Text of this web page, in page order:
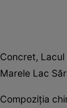
Concret,
Marele Lac
Compoziția